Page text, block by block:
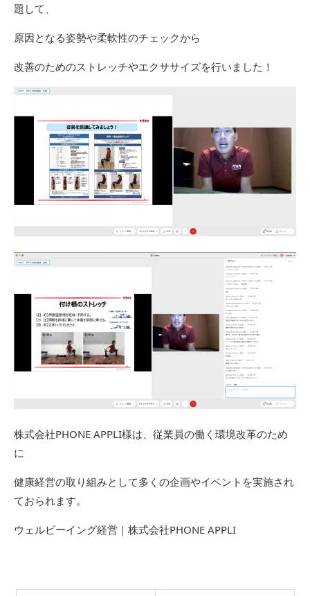
題して、
原因となる姿勢や柔軟性のチェックから
改善のためのストレッチやエクササイズを行いました！
株式会社PHONE APPLI様は、従業員の働く環境改革のため
に
健康経営の取り組みとして多くの企画やイベントを実施され
ておられます。
ウェルビーイング経営｜株式会社PHONE APPLI